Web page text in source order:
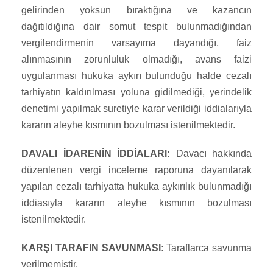
gelirinden yoksun bıraktığına ve kazancın
dağıtıldığına dair somut tespit bulunmadığından
vergilendirmenin varsayıma dayandığı, faiz
alınmasının zorunluluk olmadığı, avans faizi
uygulanması hukuka aykırı bulunduğu halde cezalı
tarhiyatın kaldırılması yoluna gidilmediği, yerindelik
denetimi yapılmak suretiyle karar verildiği iddialarıyla
kararın aleyhe kısmının bozulması istenilmektedir.
DAVALI İDARENİN İDDİALARI: Davacı hakkında
düzenlenen vergi inceleme raporuna dayanılarak
yapılan cezalı tarhiyatta hukuka aykırılık bulunmadığı
iddiasıyla kararın aleyhe kısmının bozulması
istenilmektedir.
KARŞI TARAFIN SAVUNMASI:Taraflarca savunma
verilmemiştir.